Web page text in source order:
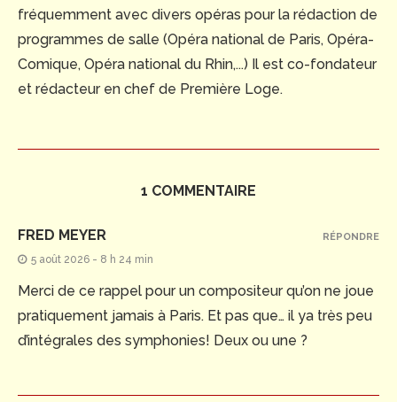
fréquemment avec divers opéras pour la rédaction de
programmes de salle (Opéra national de Paris, Opéra-
Comique, Opéra national du Rhin,...) Il est co-fondateur
et rédacteur en chef de Première Loge.
1 COMMENTAIRE
FRED MEYER
5 août 2026 - 8 h 24 min
Merci de ce rappel pour un compositeur qu’on ne joue
pratiquement jamais à Paris. Et pas que… il ya très peu
d’intégrales des symphonies! Deux ou une ?
RÉPONDRE